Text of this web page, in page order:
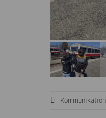
Kommunikation